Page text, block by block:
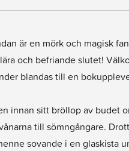
är en mörk och magisk
och befriande slutet!
blandas till en
innan sitt bröllop av budet
till sömngångare.
sovande i en glaskista